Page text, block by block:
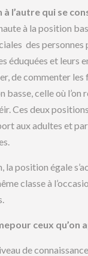
l’autre qui se
à la position
des
éduquées et leurs
de commenter les
celle où l’on
Ces deux
aux adultes et
position égale
classe à
pour ceux qu’on
de